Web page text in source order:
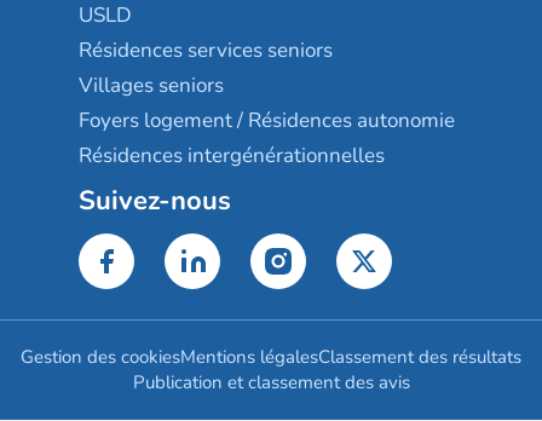
USLD
Résidences services seniors
Villages seniors
Foyers logement / Résidences autonomie
Résidences intergénérationnelles
Suivez-nous
Gestion des cookiesMentions légalesClassement des résultats
Publication et classement des avis